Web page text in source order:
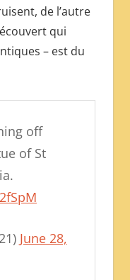
de l’autre
qui
– est du
off
of St
June 28,